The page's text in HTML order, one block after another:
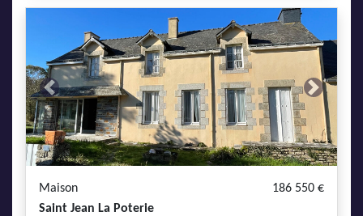
Previous Next
Maison
186 550 €
Saint Jean La Poterie